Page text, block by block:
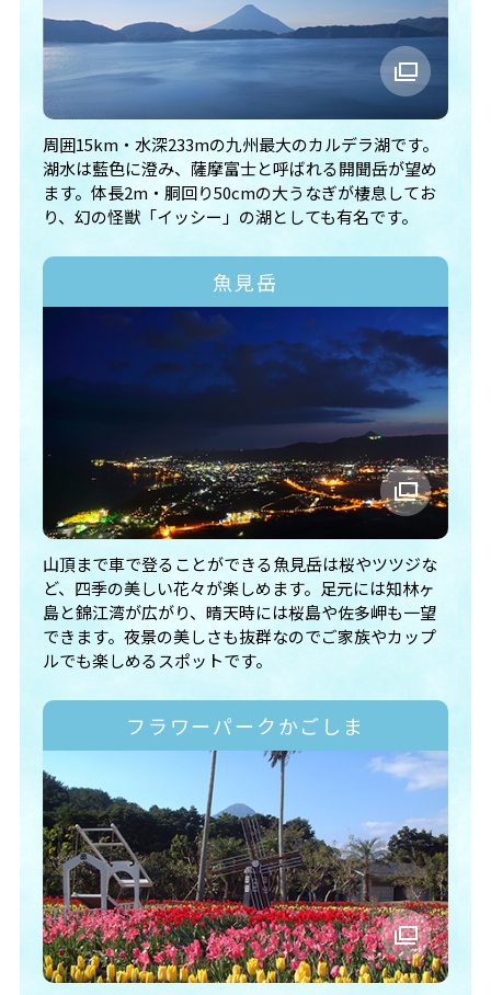
周囲15km・水深233mの九州最大のカルデラ湖です。
湖水は藍色に澄み、薩摩富士と呼ばれる開聞岳が望め
ます。体長2m・胴回り50cmの大うなぎが棲息してお
り、幻の怪獣「イッシー」の湖としても有名です。
魚見岳
山頂まで車で登ることができる魚見岳は桜やツツジな
ど、四季の美しい花々が楽しめます。足元には知林ヶ
島と錦江湾が広がり、晴天時には桜島や佐多岬も一望
できます。夜景の美しさも抜群なのでご家族やカップ
ルでも楽しめるスポットです。
フラワーパークかごしま